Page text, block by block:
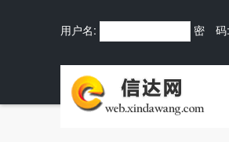
用户名: 密 码: